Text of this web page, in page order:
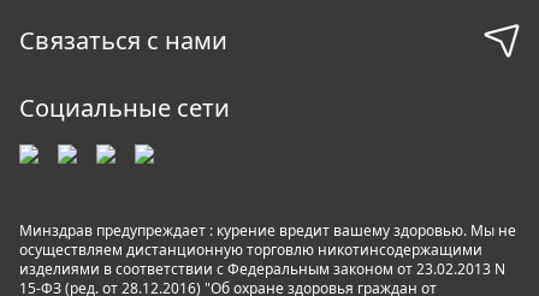
Связаться с нами
Социальные сети
Минздрав предупреждает : курение вредит вашему здоровью. Мы не
осуществляем дистанционную торговлю никотинсодержащими
изделиями в соответствии с Федеральным законом от 23.02.2013 N
15-ФЗ (ред. от 28.12.2016) "Об охране здоровья граждан от